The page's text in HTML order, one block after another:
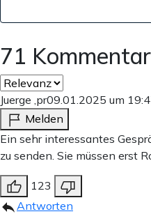
71
Juerge ,pr09.01.2025 um
Melden
Ein sehr interessantes
zu senden. Sie müssen erst
123
Antworten